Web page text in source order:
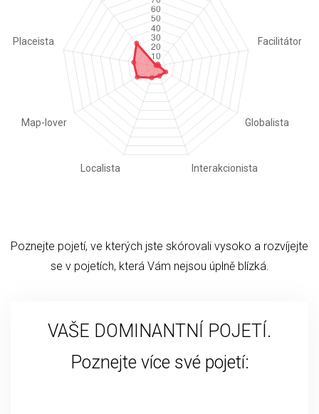
Poznejte pojetí, ve kterých jste skórovali vysoko a rozvíjejte
se v pojetích, která Vám nejsou úplně blízká.
VAŠE DOMINANTNÍ POJETÍ.
Poznejte více své pojetí: